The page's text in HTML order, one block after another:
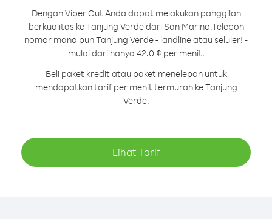
Dengan Viber Out Anda dapat melakukan panggilan
berkualitas ke Tanjung Verde dari San Marino.Telepon
nomor mana pun Tanjung Verde - landline atau seluler! -
mulai dari hanya 42.0 ¢ per menit.
Beli paket kredit atau paket menelepon untuk
mendapatkan tarif per menit termurah ke Tanjung
Verde.
Lihat Tarif